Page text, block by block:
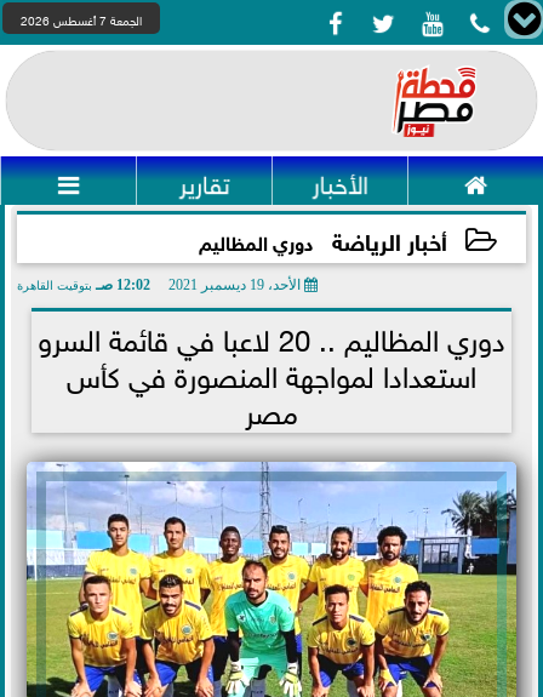
    الجمعة 7 أغسطس 2026
 الأخبار تقارير 
أخبار الرياضة دوري المظاليم
الأحد، 19 ديسمبر 2021 12:02 صـ بتوقيت القاهرة
دوري المظاليم .. 20 لاعبا في قائمة السرو
استعدادا لمواجهة المنصورة في كأس
مصر